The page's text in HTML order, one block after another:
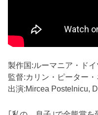
製作国:ルーマニア・ド
監督:カリン・ピーター
出演:Mircea Postelnicu,